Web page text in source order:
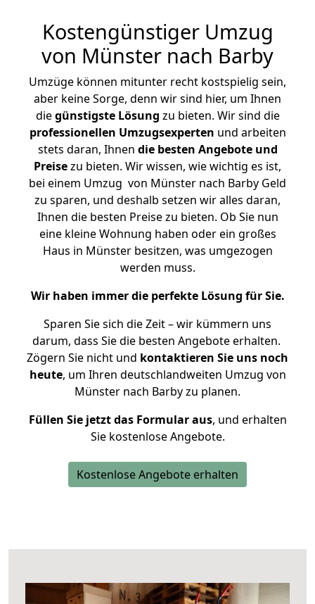
Kostengünstiger Umzug
von Münster nach Barby
Umzüge können mitunter recht kostspielig sein,
aber keine Sorge, denn wir sind hier, um Ihnen
diegünstigste Lösung zu bieten. Wir sind die
professionellen Umzugsexperten und arbeiten
stets daran, Ihnen die besten Angebote und
Preisezu bieten. Wir wissen, wie wichtig es ist,
bei einem Umzug von Münster nach Barby Geld
zu sparen, und deshalb setzen wir alles daran,
Ihnen die besten Preise zu bieten. Ob Sie nun
eine kleine Wohnung haben oder ein großes
Haus in Münster besitzen, was umgezogen
werden muss.
Wir haben immer die perfekte Lösung für Sie.
Sparen Sie sich die Zeit – wir kümmern uns
darum, dass Sie die besten Angebote erhalten.
Zögern Sie nicht und kontaktieren Sie uns noch
heute, um Ihren deutschlandweiten Umzug von
Münster nach Barby zu planen.
Füllen Sie jetzt das Formular aus, und erhalten
Sie kostenlose Angebote.
Kostenlose Angebote erhalten